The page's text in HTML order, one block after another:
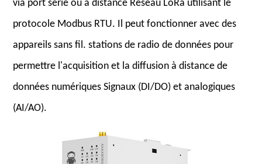
via port série ou à distance Réseau LoRa utilisant le
protocole Modbus RTU. Il peut fonctionner avec des
appareils sans fil. stations de radio de données pour
permettre l'acquisition et la diffusion à distance de
données numériques Signaux (DI/DO) et analogiques
(AI/AO).